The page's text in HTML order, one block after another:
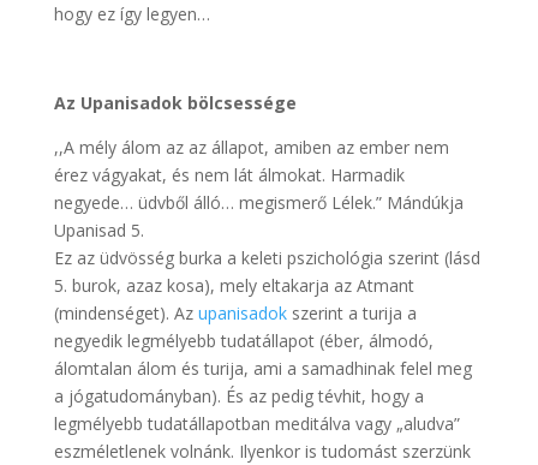
hogy ez így legyen…
Az Upanisadok bölcsessége
,,A mély álom az az állapot, amiben az ember nem
érez vágyakat, és nem lát álmokat. Harmadik
negyede… üdvből álló… megismerő Lélek.” Mándúkja
Upanisad 5.
Ez az üdvösség burka a keleti pszichológia szerint (lásd
5. burok, azaz kosa), mely eltakarja az Atmant
(mindenséget). Az upanisadok szerint a turija a
negyedik legmélyebb tudatállapot (éber, álmodó,
álomtalan álom és turija, ami a samadhinak felel meg
a jógatudományban). És az pedig tévhit, hogy a
legmélyebb tudatállapotban meditálva vagy „aludva”
eszméletlenek volnánk. Ilyenkor is tudomást szerzünk